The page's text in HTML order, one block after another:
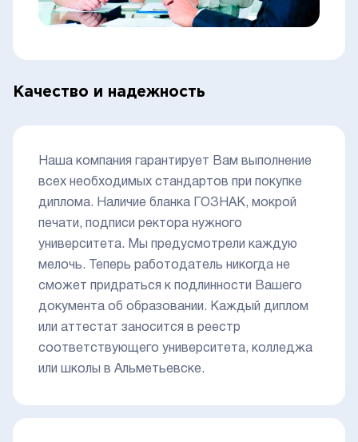
Качество и надежность
Наша компания гарантирует Вам выполнение
всех необходимых стандартов при покупке
диплома. Наличие бланка ГОЗНАК, мокрой
печати, подписи ректора нужного
университета. Мы предусмотрели каждую
мелочь. Теперь работодатель никогда не
сможет придраться к подлинности Вашего
документа об образовании. Каждый диплом
или аттестат заносится в реестр
соответствующего университета, колледжа
или школы в Альметьевске.